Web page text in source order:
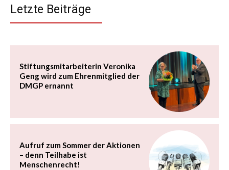
Letzte Beiträge
Stiftungsmitarbeiterin Veronika
Geng wird zum Ehrenmitglied der
DMGP ernannt
Aufruf zum Sommer der Aktionen
– denn Teilhabe ist
Menschenrecht!